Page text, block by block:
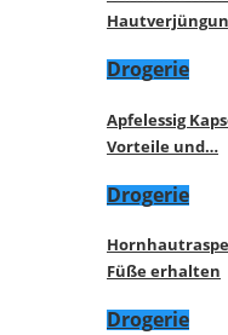
Drogerie
Apfelessig
Vorteile und…
Drogerie
Füße erhalten
Drogerie